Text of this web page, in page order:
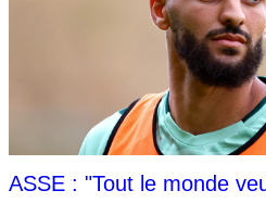
ASSE : "Tout le monde